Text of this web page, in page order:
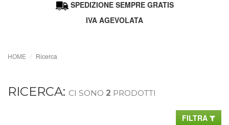
SPEDIZIONE SEMPRE GRATIS
IVA AGEVOLATA
HOME Ricerca
RICERCA: CI SONO 2 PRODOTTI
FILTRA